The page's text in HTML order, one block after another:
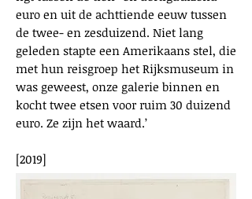
euro en uit de achttiende eeuw tussen
de twee- en zesduizend. Niet lang
geleden stapte een Amerikaans stel, die
met hun reisgroep het Rijksmuseum in
was geweest, onze galerie binnen en
kocht twee etsen voor ruim 30 duizend
euro. Ze zijn het waard.’
[2019]